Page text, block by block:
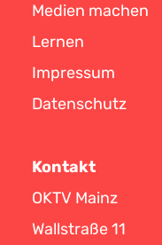
Medien machen
Lernen
Impressum
Datenschutz
Kontakt
OKTV Mainz
Wallstraße 11